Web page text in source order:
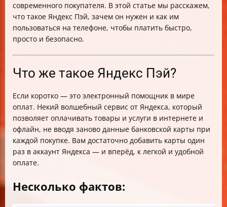
современного покупателя. В этой статье мы расскажем,
что такое Яндекс Пэй, зачем он нужен и как им
пользоваться на телефоне, чтобы платить быстро,
просто и безопасно.
Что же такое Яндекс Пэй?
Если коротко — это электронный помощник в мире
оплат. Некий волшебный сервис от Яндекса, который
позволяет оплачивать товары и услуги в интернете и
офлайн, не вводя заново данные банковской карты при
каждой покупке. Вам достаточно добавить карты один
раз в аккаунт Яндекса — и вперёд, к легкой и удобной
оплате.
Несколько фактов: